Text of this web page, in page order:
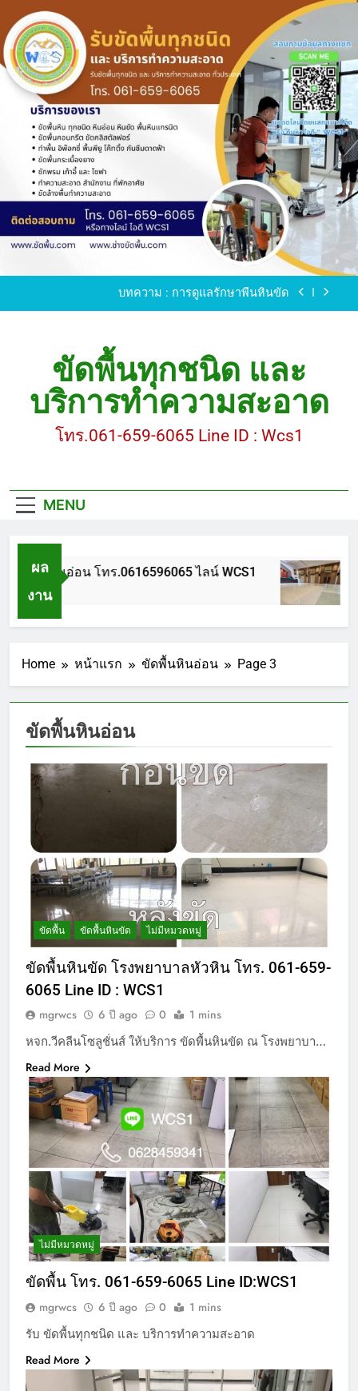
to
content
ขัดพื้นหินขัด อบต.แหลมบัวนครปฐม
ขัดพื้นหินอ่อน โทร.0616596065 ไลน์ WCS1
บทความ : การดูแลรักษาพื้นหินขัด
ขัดพื้นหินขัด อบต.แหลมบัวนครปฐม
ขัดพื้นหินอ่อน โทร.0616596065 ไลน์ WCS1
บทความ : การดูแลรักษาพื้นหินขัด
ขัดพื้นทุกชนิด และ
บริการทำความสะอาด
โทร.061-659-6065 Line ID : Wcs1
MENU
ผล
งาน
พื้นหินอ่อน โทร.0616596065 ไลน์ WCS1 บท
1 ปี
Home หน้าแรก ขัดพื้นหินอ่อน Page 3
ขัดพื้นหินอ่อน
ขัดพื้น ขัดพื้นหินขัด ไม่มีหมวดหมู่
ขัดพื้นหินขัด โรงพยาบาลหัวหิน โทร. 061-659-
6065 Line ID : WCS1
mgrwcs 6 ปี ago 0 1 mins
หจก.วีคลีนโซลูชั่นส์ ให้บริการ ขัดพื้นหินขัด ณ โรงพยาบา…
Read More
ไม่มีหมวดหมู่
ขัดพื้น โทร. 061-659-6065 Line ID:WCS1
mgrwcs 6 ปี ago 0 1 mins
รับ ขัดพื้นทุกชนิด และ บริการทำความสะอาด
Read More